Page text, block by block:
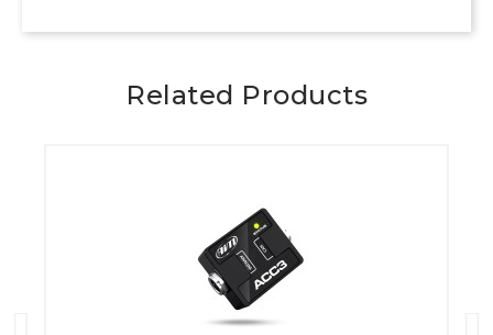
Related Products